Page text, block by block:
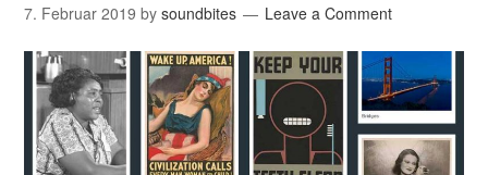
7. Februar 2019 bysoundbites Leave a Comment